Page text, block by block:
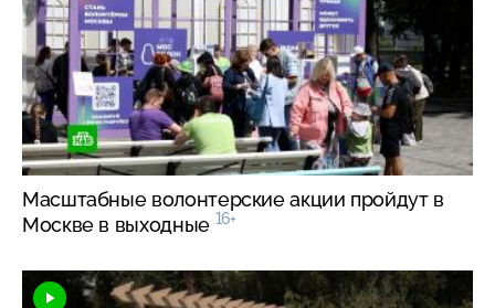
Масштабные волонтерские акции пройдут в
Москве в выходные 16+